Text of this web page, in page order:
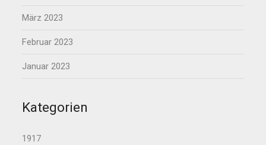
März 2023
Februar 2023
Januar 2023
Kategorien
1917